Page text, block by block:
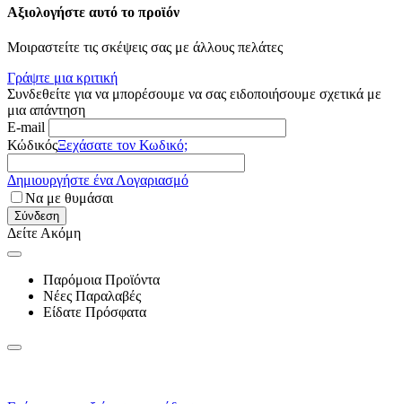
Αξιολογήστε αυτό το προϊόν
Μοιραστείτε τις σκέψεις σας με άλλους πελάτες
Γράψτε μια κριτική
Συνδεθείτε για να μπορέσουμε να σας ειδοποιήσουμε σχετικά με
μια απάντηση
E-mail
ΚώδικόςΞεχάσατε τον Κωδικό;
Δημιουργήστε ένα Λογαριασμό
Να με θυμάσαι
Σύνδεση
Δείτε Ακόμη
Παρόμοια Προϊόντα
Νέες Παραλαβές
Είδατε Πρόσφατα